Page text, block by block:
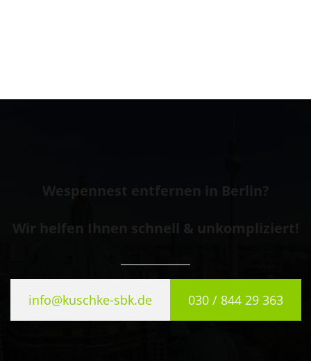
Wespennest entfernen in Berlin?
Wir helfen Ihnen schnell & unkompliziert!
info@kuschke-sbk.de 030 / 844 29 363